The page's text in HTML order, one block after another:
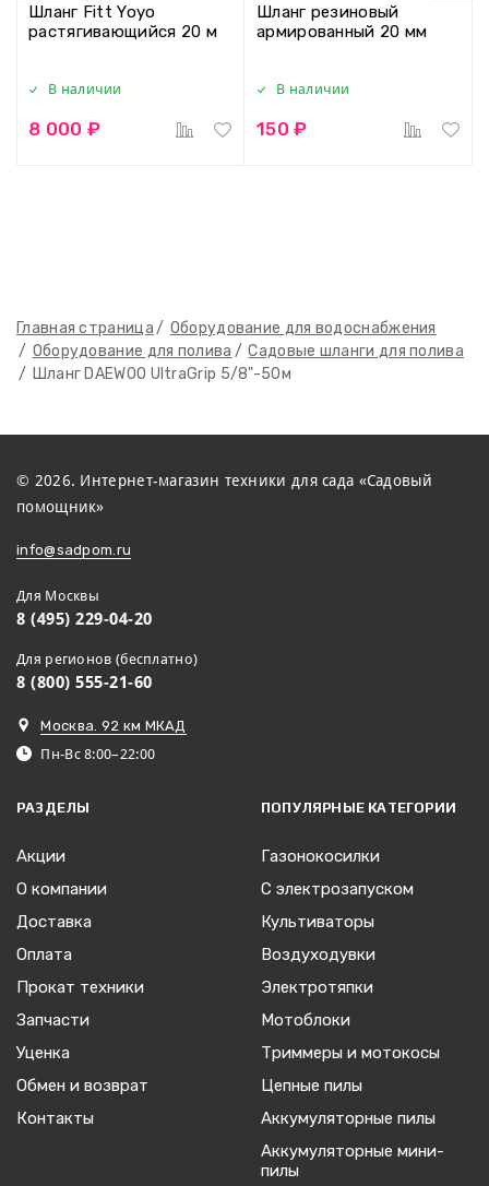
Главная страница
Оборудование для водоснабжения
Оборудование для полива
Садовые шланги для полива
Шланг DAEWOO UltraGrip 5/8"-50м
Шланг Fitt Yoyo
растягивающийся 20 м
В наличии
8 000 ₽
Шланг резиновый
армированный 20 мм
В наличии
150 ₽
© 2026. Интернет-магазин техники для сада «Садовый
помощник»
info@sadpom.ru
Для Москвы
8 (495) 229-04-20
Для регионов (бесплатно)
8 (800) 555-21-60
Москва. 92 км МКАД
Пн-Вс 8:00–22:00
РАЗДЕЛЫ
Акции
О компании
Доставка
Оплата
Прокат техники
Запчасти
Уценка
Обмен и возврат
Контакты
ПОПУЛЯРНЫЕ КАТЕГОРИИ
Газонокосилки
С электрозапуском
Культиваторы
Воздуходувки
Электротяпки
Мотоблоки
Триммеры и мотокосы
Цепные пилы
Аккумуляторные пилы
Аккумуляторные мини-
пилы